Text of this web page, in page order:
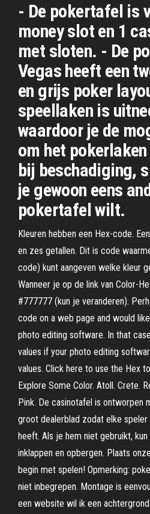
- De pokertafel is
money slot en 1
met sloten. - De
Vegas heeft een
en grijs poker
speellaken is
waardoor je de
om het
bij beschadiging,
je gewoon eens
pokertafel wilt.
Kleuren hebben een Hex-code.
en zes getallen. Dit is code
code) kunt aangeven welke kleur
Wanneer je op de link van Color-
#777777 (kun je veranderen).
code on a web page and would
photo editing software. In that
values if your photo editing
values. Click here to use the Hex
Explore Some Color. Atoll. Crete.
Pink. De casinotafel is ontworpen
groot dealerblad zodat elke
heeft. Als je hem niet gebruikt,
inklappen en opbergen. Plaats
begin met spelen! Opmerking:
niet inbegrepen. Montage is
een website wil ik een